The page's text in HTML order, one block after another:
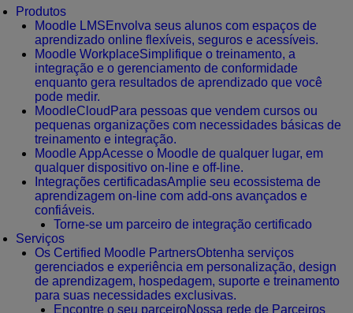
Produtos
Moodle LMS Envolva seus alunos com espaços de
aprendizado online flexíveis, seguros e acessíveis.
Moodle WorkplaceSimplifique o treinamento, a
integração e o gerenciamento de conformidade
enquanto gera resultados de aprendizado que você
pode medir.
MoodleCloud Para pessoas que vendem cursos ou
pequenas organizações com necessidades básicas de
treinamento e integração.
Moodle AppAcesse o Moodle de qualquer lugar, em
qualquer dispositivo on-line e off-line.
Integrações certificadasAmplie seu ecossistema de
aprendizagem on-line com add-ons avançados e
confiáveis.
Torne-se um parceiro de integração certificado
Serviços
Os Certified Moodle PartnersObtenha serviços
gerenciados e experiência em personalização, design
de aprendizagem, hospedagem, suporte e treinamento
para suas necessidades exclusivas.
Encontre o seu parceiroNossa rede de Parceiros